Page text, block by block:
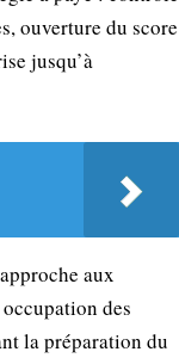
ouverture du score
jusqu’à
aux
des
la préparation du